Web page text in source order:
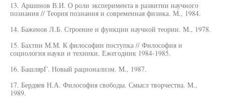
13. Аршинов В.И. О роли эксперимента в развитии научного
познания // Теория познания и современная физика. М., 1984.
14. Баженов Л.Б. Строение и функции научной теории. М., 1978.
15. Бахтин М.М. К философии поступка // Философия и
социология науки и техники. Ежегодник 1984-1985.
16. БашлярГ. Новый рационализм. М., 1987.
17. Бердяев Н.А. Философия свободы. Смысл творчества. М.,
1989.